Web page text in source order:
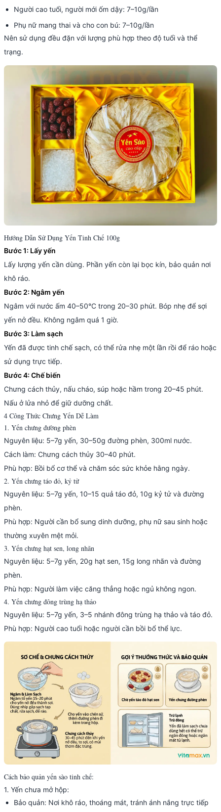
Người cao tuổi, người mới ốm dậy: 7–10g/lần
Phụ nữ mang thai và cho con bú: 7–10g/lần
Nên sử dụng đều đặn với lượng phù hợp theo độ tuổi và thể
trạng.
Hướng Dẫn Sử Dụng Yến Tinh Chế 100g
Bước 1: Lấy yến
Lấy lượng yến cần dùng. Phần yến còn lại bọc kín, bảo quản nơi
khô ráo.
Bước 2: Ngâm yến
Ngâm với nước ấm 40–50°C trong 20–30 phút. Bóp nhẹ để sợi
yến nở đều. Không ngâm quá 1 giờ.
Bước 3: Làm sạch
Yến đã được tinh chế sạch, có thể rửa nhẹ một lần rồi để ráo hoặc
sử dụng trực tiếp.
Bước 4: Chế biến
Chưng cách thủy, nấu cháo, súp hoặc hầm trong 20–45 phút.
Nấu ở lửa nhỏ để giữ dưỡng chất.
4 Công Thức Chưng Yến Dễ Làm
1. Yến chưng đường phèn
Nguyên liệu: 5–7g yến, 30–50g đường phèn, 300ml nước.
Cách làm: Chưng cách thủy 30–40 phút.
Phù hợp: Bồi bổ cơ thể và chăm sóc sức khỏe hằng ngày.
2. Yến chưng táo đỏ, kỷ tử
Nguyên liệu: 5–7g yến, 10–15 quả táo đỏ, 10g kỷ tử và đường
phèn.
Phù hợp: Người cần bổ sung dinh dưỡng, phụ nữ sau sinh hoặc
thường xuyên mệt mỏi.
3. Yến chưng hạt sen, long nhãn
Nguyên liệu: 5–7g yến, 20g hạt sen, 15g long nhãn và đường
phèn.
Phù hợp: Người làm việc căng thẳng hoặc ngủ không ngon.
4. Yến chưng đông trùng hạ thảo
Nguyên liệu: 5–7g yến, 3–5 nhánh đông trùng hạ thảo và táo đỏ.
Phù hợp: Người cao tuổi hoặc người cần bồi bổ thể lực.
Cách bảo quản yến sào tinh chế:
1. Yến chưa mở hộp:
Bảo quản: Nơi khô ráo, thoáng mát, tránh ánh nắng trực tiếp